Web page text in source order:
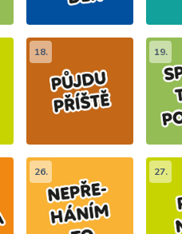
18. 19.
26. 27.